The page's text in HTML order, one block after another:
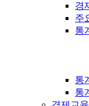
경
주
통
통
통